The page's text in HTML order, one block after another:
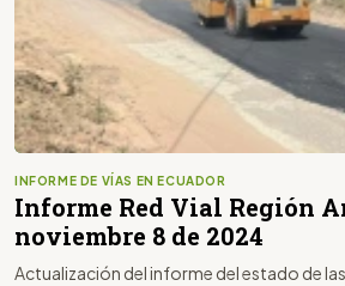
INFORME DE VÍAS EN ECUADOR
Informe Red Vial Región
noviembre 8 de 2024
Actualización del informe del estado de